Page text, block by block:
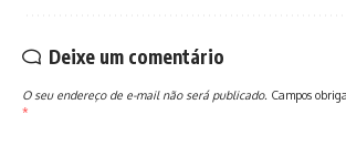
Deixe um comentário
O seu endereço de e-mail não será publicado. Campos
*